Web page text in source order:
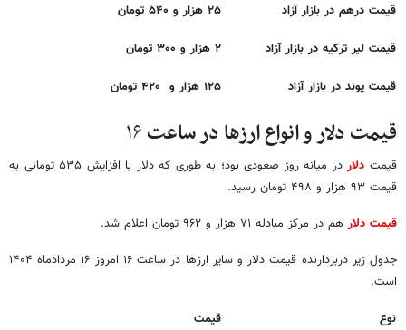
قیمت درهم در بازار آزاد ۲۵ هزار و ۵۴۰ تومان
قیمت لیر ترکیه در بازار آزاد ۲ هزار و ۳۰۰ تومان
قیمت پوند در بازار آزاد ۱۲۵ هزار و ۴۲۰ تومان
قیمت دلار و انواع ارزها در ساعت۱۶
قیمت‌ دلار
در میانه روز صعودی بود؛ به طوری که دلار با افزایش ۵۳۵ تومانی به
قیمت ۹۳ هزار و ۴۹۸ تومان رسید.
قیمت دلار هم در مرکز مبادله ۷۱ هزار و ۹۶۲ تومان اعلام شد.
جدول زیر دربردارنده قیمت دلار و سایر ارزها در ساعت ۱۶ امروز ۱۶ مردادماه ۱۴۰۴
است.
نوع قیمت